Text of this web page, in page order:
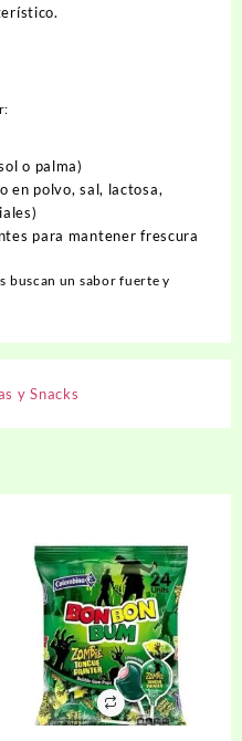
o palma)
en polvo, sal, lactosa,
para mantener frescura
buscan un sabor fuerte y
y Snacks